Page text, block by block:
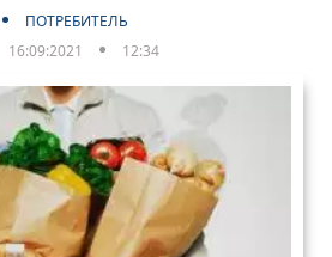
ПОТРЕБИТЕЛЬ
16:09:2021 12:34